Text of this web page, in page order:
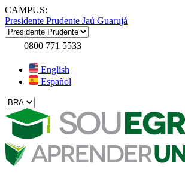
CAMPUS:
Presidente Prudente Jaú Guarujá
0800 771 5533
English
Español